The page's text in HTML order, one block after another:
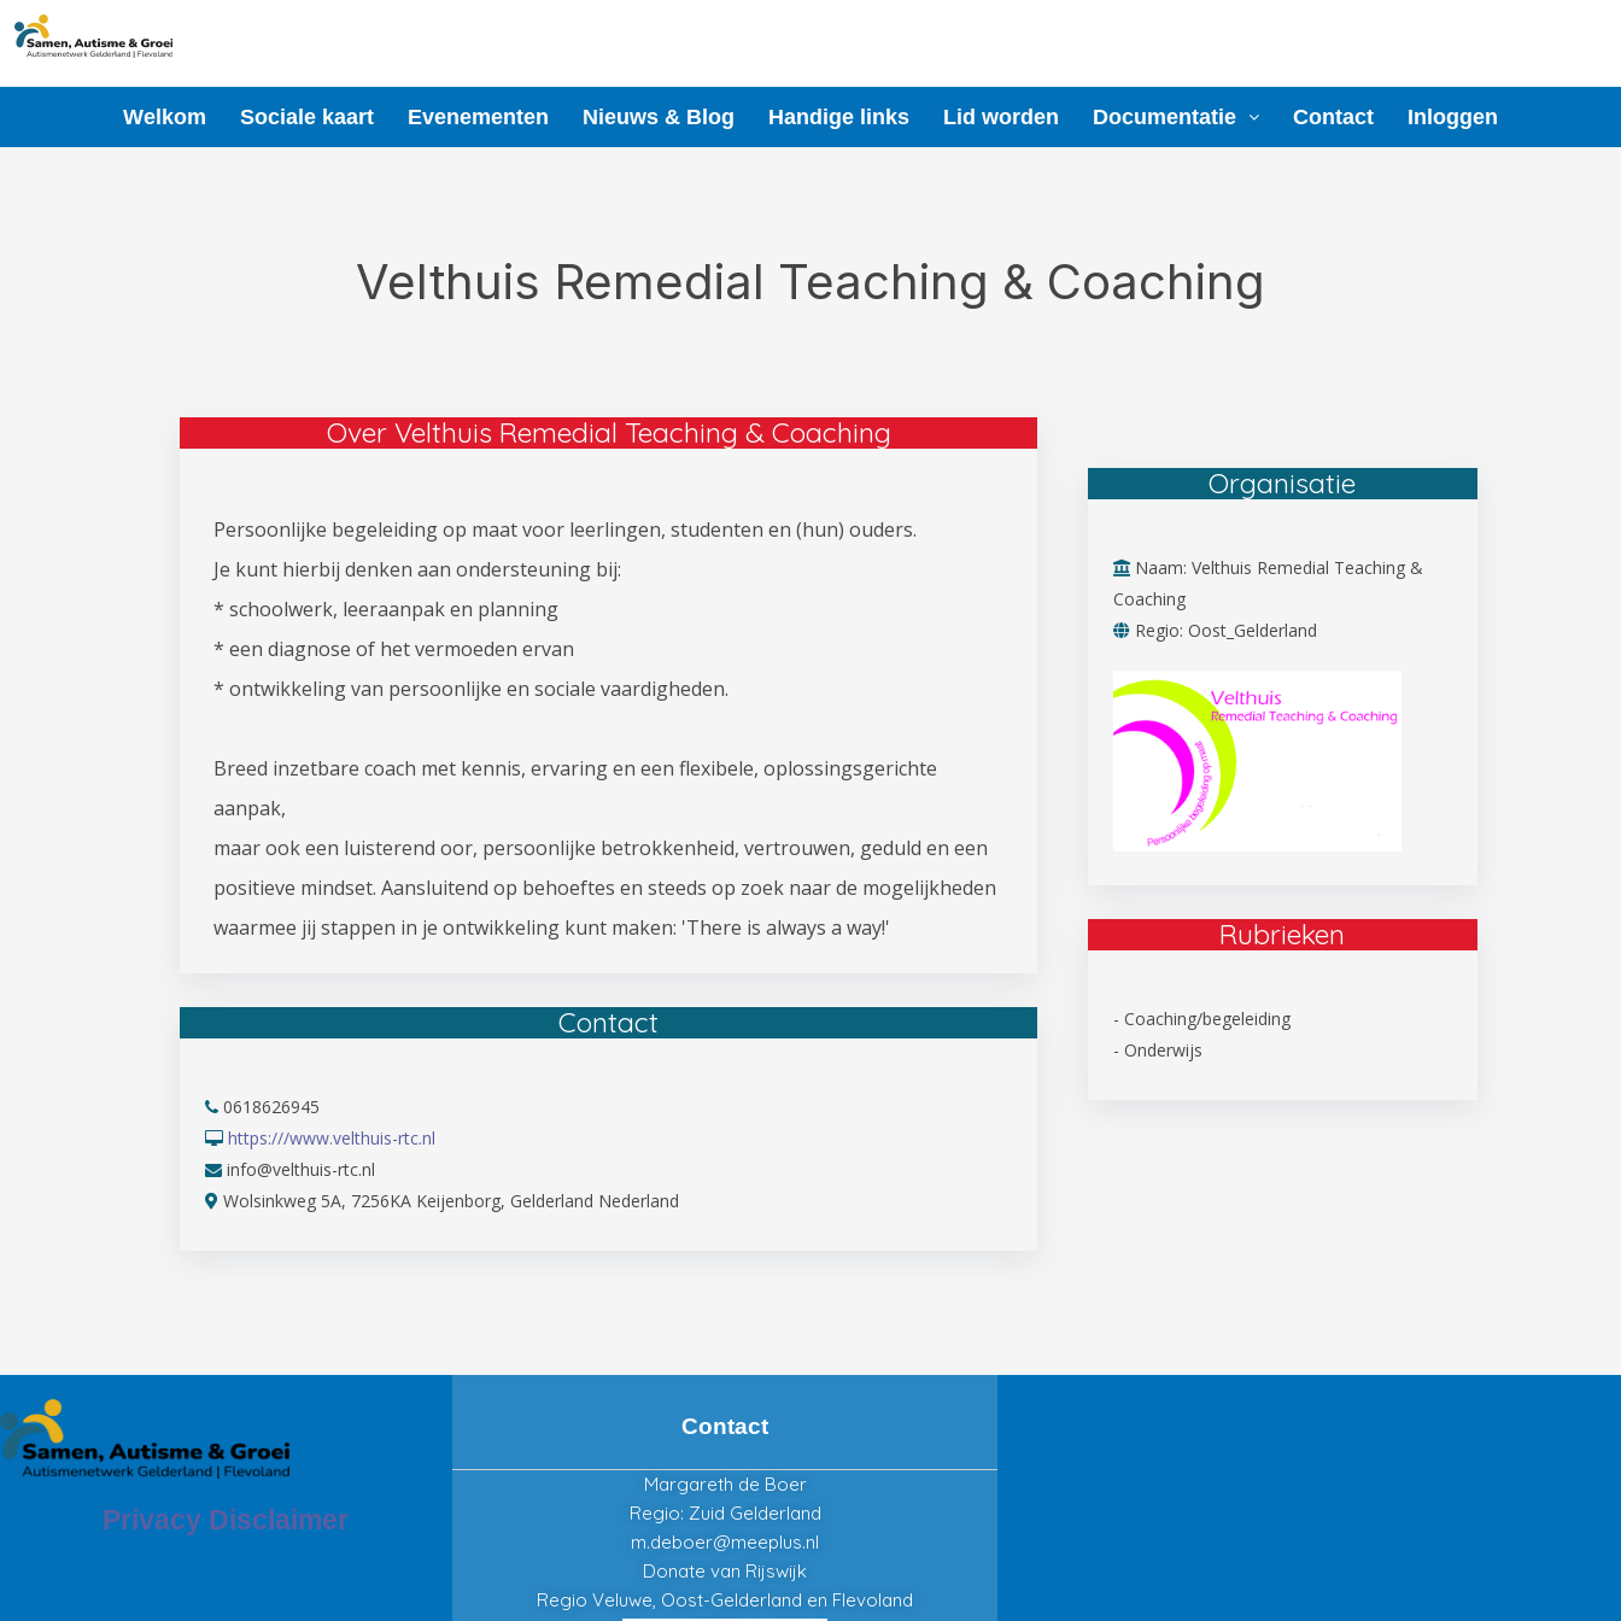
naar
Welkom Sociale kaart Evenementen Nieuws & Blog Handige links Lid worden Documentatie Contact Inloggen
Velthuis Remedial Teaching & Coaching
Over Velthuis Remedial Teaching & Coaching
Persoonlijke begeleiding op maat voor leerlingen, studenten en (hun) ouders.
Je kunt hierbij denken aan ondersteuning bij:
* schoolwerk, leeraanpak en planning
* een diagnose of het vermoeden ervan
* ontwikkeling van persoonlijke en sociale vaardigheden.
Breed inzetbare coach met kennis, ervaring en een flexibele, oplossingsgerichte
aanpak,
maar ook een luisterend oor, persoonlijke betrokkenheid, vertrouwen, geduld en een
positieve mindset. Aansluitend op behoeftes en steeds op zoek naar de mogelijkheden
waarmee jij stappen in je ontwikkeling kunt maken: 'There is always a way!'
Contact
0618626945
https:///www.velthuis-rtc.nl
info@velthuis-rtc.nl
Wolsinkweg 5A, 7256KA Keijenborg, Gelderland Nederland
Organisatie
Naam: Velthuis Remedial Teaching &
Coaching
Regio: Oost_Gelderland
Rubrieken
- Coaching/begeleiding
- Onderwijs
Privacy Disclaimer
Contact
Margareth de Boer
Regio: Zuid Gelderland
m.deboer@meeplus.nl
Donate van Rijswijk
Regio Veluwe, Oost-Gelderland en Flevoland